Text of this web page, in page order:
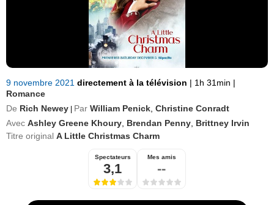
9 novembre 2021 directement à la télévision | 1h 31min |
Romance
De Rich Newey Par William Penick Christine Conradt
Avec Ashley Greene Khoury Brendan Penny Brittney Irvin
Titre original A Little Christmas Charm
Spectateurs
3,1
Mes amis
--